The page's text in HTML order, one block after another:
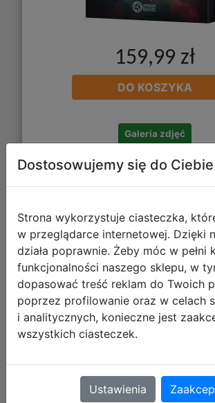
159,99 zł
DO KOSZYKA
Galeria zdjęć
Nemesis: Retaliation -
- Sangrevores &
Dostosowujemy się do Ciebie
Strona wykorzystuje ciasteczka,
w przeglądarce internetowej. Dzięki
działa poprawnie. Żeby móc w pełni
funkcjonalności naszego sklepu, w
dopasować treść reklam do Twoich
poprzez profilowanie oraz w celach
i analitycznych, konieczne jest
wszystkich ciasteczek.
Ustawienia